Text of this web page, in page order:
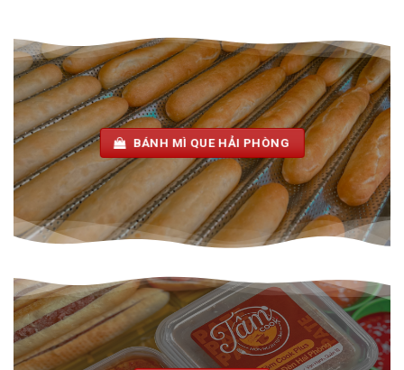
BÁNH MÌ QUE HẢI PHÒNG